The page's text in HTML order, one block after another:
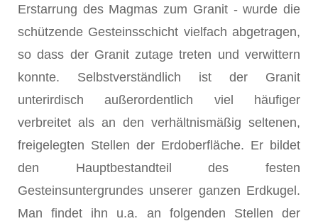
Erstarrung des Magmas zum Granit - wurde die
schützende Gesteinsschicht vielfach abgetragen,
so dass der Granit zutage treten und verwittern
konnte. Selbstverständlich ist der Granit
unterirdisch außerordentlich viel häufiger
verbreitet als an den verhältnismäßig seltenen,
freigelegten Stellen der Erdoberfläche. Er bildet
den Hauptbestandteil des festen
Gesteinsuntergrundes unserer ganzen Erdkugel.
Man findet ihn u.a. an folgenden Stellen der